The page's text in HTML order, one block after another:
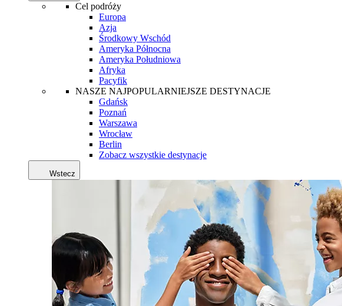
Cel podróży
Europa
Azja
Środkowy Wschód
Ameryka Północna
Ameryka Południowa
Afryka
Pacyfik
NASZE NAJPOPULARNIEJSZE DESTYNACJE
Gdańsk
Poznań
Warszawa
Wrocław
Berlin
Zobacz wszystkie destynacje
Wstecz